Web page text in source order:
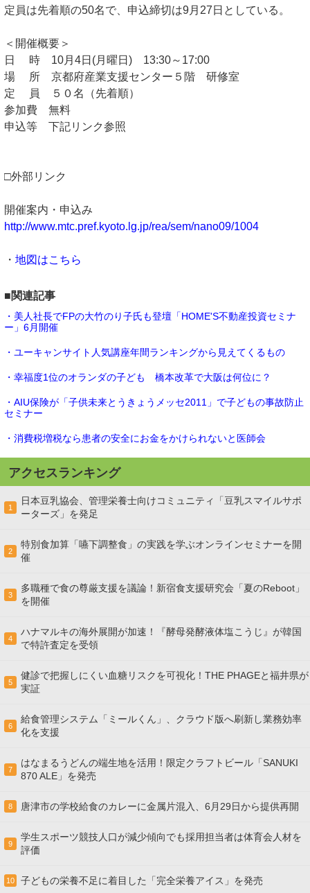
定員は先着順の50名で、申込締切は9月27日としている。
＜開催概要＞
日 時 10月4日(月曜日) 13:30～17:00
場 所 京都府産業支援センター５階 研修室
定 員 ５０名（先着順）
参加費 無料
申込等 下記リンク参照
□外部リンク
開催案内・申込み
http://www.mtc.pref.kyoto.lg.jp/rea/sem/nano09/1004
・ 地図はこちら
■関連記事
・美人社長でFPの大竹のり子氏も登壇「HOME'S不動産投資セミナ
ー」6月開催
・ユーキャンサイト人気講座年間ランキングから見えてくるもの
・幸福度1位のオランダの子ども 橋本改革で大阪は何位に？
・AIU保険が「子供未来とうきょうメッセ2011」で子どもの事故防止
セミナー
・消費税増税なら患者の安全にお金をかけられないと医師会
アクセスランキング
1
日本豆乳協会、管理栄養士向けコミュニティ「豆乳スマイルサポ
ーターズ」を発足
2
特別食加算「嚥下調整食」の実践を学ぶオンラインセミナーを開
催
3
多職種で食の尊厳支援を議論！新宿食支援研究会「夏のReboot」
を開催
4
ハナマルキの海外展開が加速！『酵母発酵液体塩こうじ』が韓国
で特許査定を受領
5
健診で把握しにくい血糖リスクを可視化！THE PHAGEと福井県が
実証
6
給食管理システム「ミールくん」、クラウド版へ刷新し業務効率
化を支援
7
はなまるうどんの端生地を活用！限定クラフトビール「SANUKI
870 ALE」を発売
8 唐津市の学校給食のカレーに金属片混入、6月29日から提供再開
9
学生スポーツ競技人口が減少傾向でも採用担当者は体育会人材を
評価
10 子どもの栄養不足に着目した「完全栄養アイス」を発売